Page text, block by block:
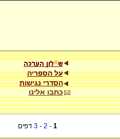
על הספריה
הסדרי נגישות
כתבו אלינו
1
-
2
-
3 דפים